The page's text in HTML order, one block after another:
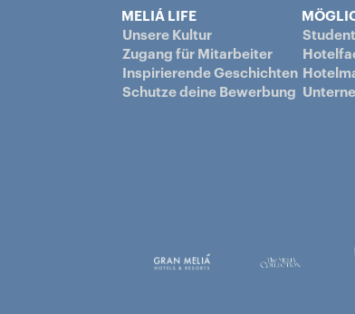
MELIÁ LIFE
Unsere Kultur
Zugang für Mitarbeiter
Inspirierende Geschichten
Schutze deine Bewerbung